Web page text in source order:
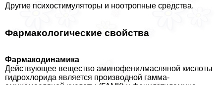
Другие психостимуляторы и ноотропные средства.
Фармакологические свойства
Фармакодинамика
Действующее вещество аминофенилмасляной кислоты
гидрохлорида является производной гамма-